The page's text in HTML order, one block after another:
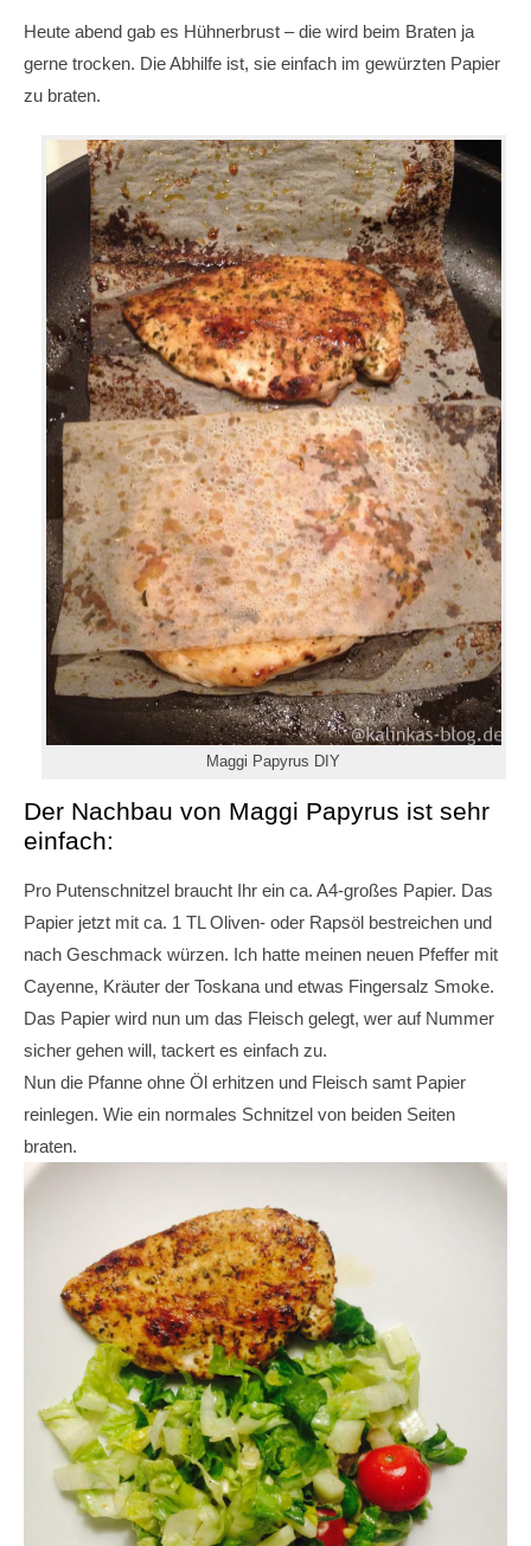
Heute abend gab es Hühnerbrust – die wird beim Braten ja
gerne trocken. Die Abhilfe ist, sie einfach im gewürzten Papier
zu braten.
Maggi Papyrus DIY
Der Nachbau von Maggi Papyrus ist sehr
einfach:
Pro Putenschnitzel braucht Ihr ein ca. A4-großes Papier. Das
Papier jetzt mit ca. 1 TL Oliven- oder Rapsöl bestreichen und
nach Geschmack würzen. Ich hatte meinen neuen Pfeffer mit
Cayenne, Kräuter der Toskana und etwas Fingersalz Smoke.
Das Papier wird nun um das Fleisch gelegt, wer auf Nummer
sicher gehen will, tackert es einfach zu.
Nun die Pfanne ohne Öl erhitzen und Fleisch samt Papier
reinlegen. Wie ein normales Schnitzel von beiden Seiten
braten.